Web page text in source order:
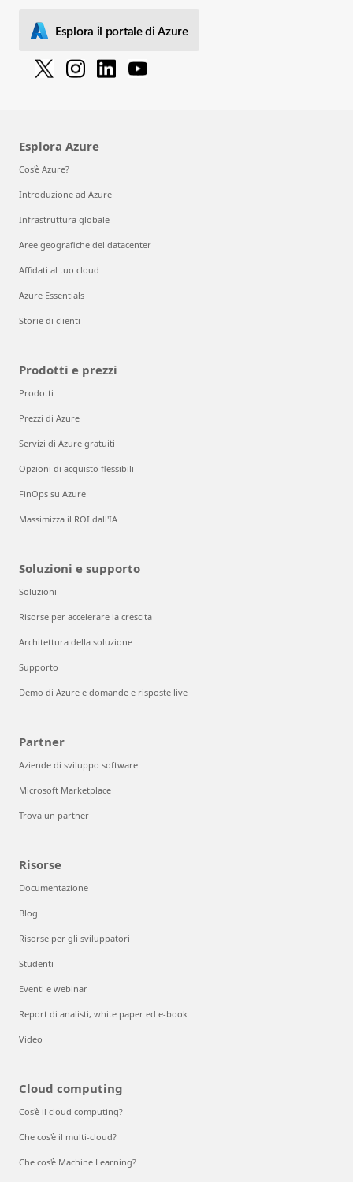
Esplora il portale di Azure
Esplora Azure
Cos'è Azure?
Introduzione ad Azure
Infrastruttura globale
Aree geografiche del datacenter
Affidati al tuo cloud
Azure Essentials
Storie di clienti
Prodotti e prezzi
Prodotti
Prezzi di Azure
Servizi di Azure gratuiti
Opzioni di acquisto flessibili
FinOps su Azure
Massimizza il ROI dall'IA
Soluzioni e supporto
Soluzioni
Risorse per accelerare la crescita
Architettura della soluzione
Supporto
Demo di Azure e domande e risposte live
Partner
Aziende di sviluppo software
Microsoft Marketplace
Trova un partner
Risorse
Documentazione
Blog
Risorse per gli sviluppatori
Studenti
Eventi e webinar
Report di analisti, white paper ed e-book
Video
Cloud computing
Cos'è il cloud computing?
Che cos'è il multi-cloud?
Che cos'è Machine Learning?